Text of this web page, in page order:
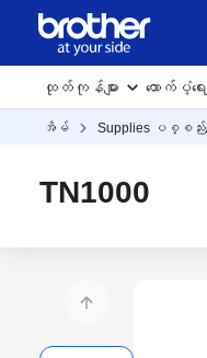
ထုတ်ကုန်များ ထောက်ပံ့ရေ
အိမ် Supplies ပစ္စည်
TN1000